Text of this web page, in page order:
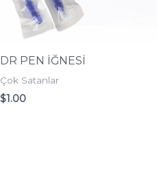
DR PEN İĞNESİ
Çok Satanlar
$1.00